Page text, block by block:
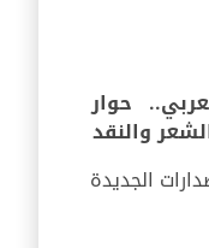
حوار
والنقد
الجديدة